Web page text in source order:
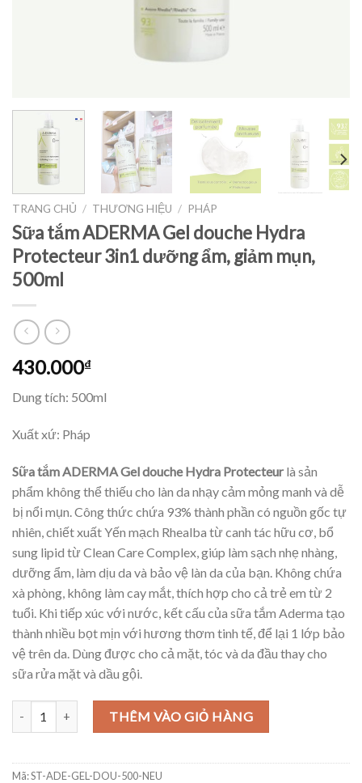
TRANG CHỦ / THƯƠNG HIỆU / PHÁP
Sữa tắm ADERMA Gel douche Hydra
Protecteur 3in1 dưỡng ẩm, giảm mụn,
500ml
430.000₫
Dung tích: 500ml
Xuất xứ: Pháp
Sữa tắm ADERMA Gel douche Hydra Protecteur là sản
phẩm không thể thiếu cho làn da nhạy cảm mỏng manh và dễ
bị nổi mụn. Công thức chứa 93% thành phần có nguồn gốc tự
nhiên, chiết xuất Yến mạch Rhealba từ canh tác hữu cơ, bổ
sung lipid từ Clean Care Complex, giúp làm sạch nhẹ nhàng,
dưỡng ẩm, làm dịu da và bảo vệ làn da của bạn. Không chứa
xà phòng, không làm cay mắt, thích hợp cho cả trẻ em từ 2
tuổi. Khi tiếp xúc với nước, kết cấu của sữa tắm Aderma tạo
thành nhiều bọt mịn với hương thơm tinh tế, để lại 1 lớp bảo
vệ trên da. Dùng được cho cả mặt, tóc và da đầu thay cho
sữa rửa mặt và dầu gội.
Sữa tắm ADERMA Gel douche Hydra Protecteur 3in1 dưỡng ẩm,
THÊM VÀO GIỎ HÀNG
Mã:ST-ADE-GEL-DOU-500-NEU